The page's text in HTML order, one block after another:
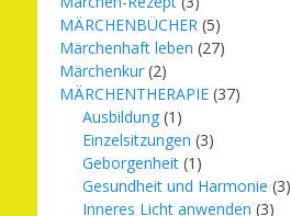
MÄRCHENBÜCHER (5)
Märchenhaft leben (27)
Märchenkur (2)
MÄRCHENTHERAPIE (37)
Ausbildung (1)
Einzelsitzungen (3)
Geborgenheit (1)
Gesundheit und Harmonie (3)
Inneres Licht anwenden (3)